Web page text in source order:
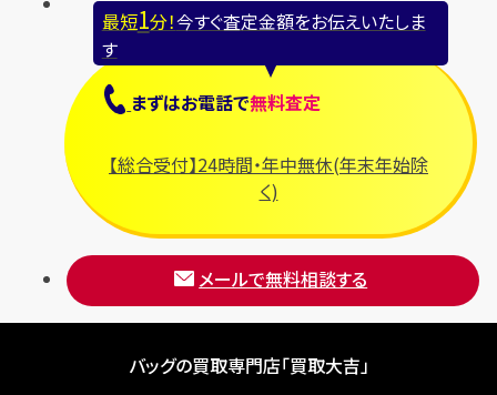
最短1分！今すぐ査定金額をお伝えいたしま
す
まずはお電話で無料査定
【総合受付】24時間・年中無休(年末年始除
く)
メールで無料相談する
バッグの買取専門店「買取大吉」